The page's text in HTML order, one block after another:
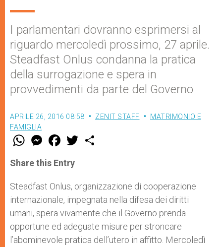
I parlamentari dovranno esprimersi al
riguardo mercoledì prossimo, 27 aprile.
Steadfast Onlus condanna la pratica
della surrogazione e spera in
provvedimenti da parte del Governo
APRILE 26, 2016 08:58 ZENIT STAFF
MATRIMONIO E
FAMIGLIA
W
t
s
p
p
M
e
s
e
g
e
r
F
a
e
b
o
k
w
r
Share this Entry
Steadfast Onlus, organizzazione di cooperazione
internazionale, impegnata nella difesa dei diritti
umani, spera vivamente che il Governo prenda
opportune ed adeguate misure per stroncare
l’abominevole pratica dell’utero in affitto. Mercoledì